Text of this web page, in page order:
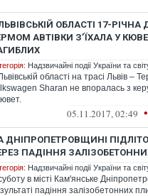
ОБЛАСТІ 17-РІЧНА
АВТІВКИ З’ЇХАЛА У
Надзвичайні події України та
області на трасі Львів –
Sharan не впоралась з
05.11.2017, 02:49 •
ДНІПРОПЕТРОВЩИНІ
ПАДІННЯ
Надзвичайні події України та
в місті Кам'янське
падіння залізобетонних